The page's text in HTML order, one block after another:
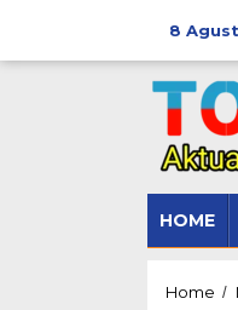
8
HOME
Home /